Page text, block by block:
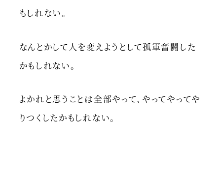
もしれない。
なんとかして人を変えようとして孤軍奮闘した
かもしれない。
よかれと思うことは全部やって、やってやってや
りつくしたかもしれない。